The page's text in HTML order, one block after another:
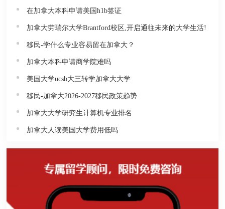
在加拿大本科申请美国h1b签证
加拿大劳瑞尔大学Brantford校区,开启通往未来的大学生活!
移民-学什么专业容易留在加拿大？
加拿大本科申请商学院难吗
美国大学ucsb大三转学加拿大大学
移民-加拿大2026-2027移民政策趋势
加拿大大学研究生计算机专业排名
加拿大人读美国大学费用低吗